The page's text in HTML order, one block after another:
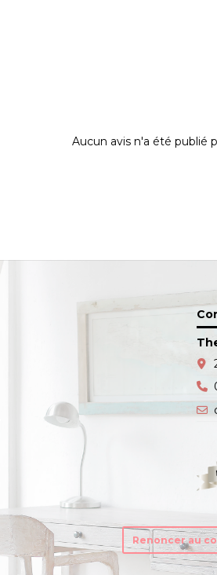
Aucun avis n'a été publié
Renoncer au